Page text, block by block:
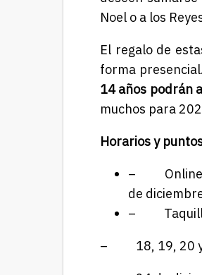
Noel o a los
El regalo de
forma presencial.
14 años podrán
muchos para
Horarios y
– Online, a
de
– Taquilla
– 18, 19, 20 y